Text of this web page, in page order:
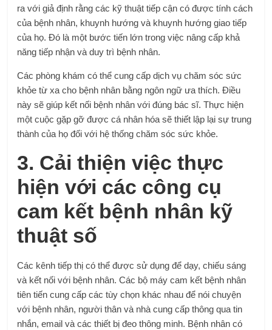
ra với giả định rằng các kỹ thuật tiếp cận có được tính cách
của bệnh nhân, khuynh hướng và khuynh hướng giao tiếp
của họ. Đó là một bước tiến lớn trong việc nâng cấp khả
năng tiếp nhận và duy trì bệnh nhân.
Các phòng khám có thể cung cấp dịch vụ chăm sóc sức
khỏe từ xa cho bệnh nhân bằng ngôn ngữ ưa thích. Điều
này sẽ giúp kết nối bệnh nhân với đúng bác sĩ. Thực hiện
một cuộc gặp gỡ được cá nhân hóa sẽ thiết lập lại sự trung
thành của họ đối với hệ thống chăm sóc sức khỏe.
3. Cải thiện việc thực
hiện với các công cụ
cam kết bệnh nhân kỹ
thuật số
Các kênh tiếp thị có thể được sử dụng để dạy, chiếu sáng
và kết nối với bệnh nhân. Các bộ máy cam kết bệnh nhân
tiên tiến cung cấp các tùy chọn khác nhau để nói chuyện
với bệnh nhân, người thân và nhà cung cấp thông qua tin
nhắn, email và các thiết bị đeo thông minh. Bệnh nhân có